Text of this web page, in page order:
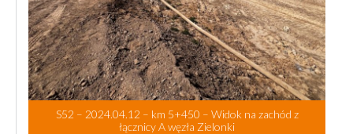
S52 – 2024.04.12 – km 5+450 – Widok na zachód z
łącznicy A węzła Zielonki